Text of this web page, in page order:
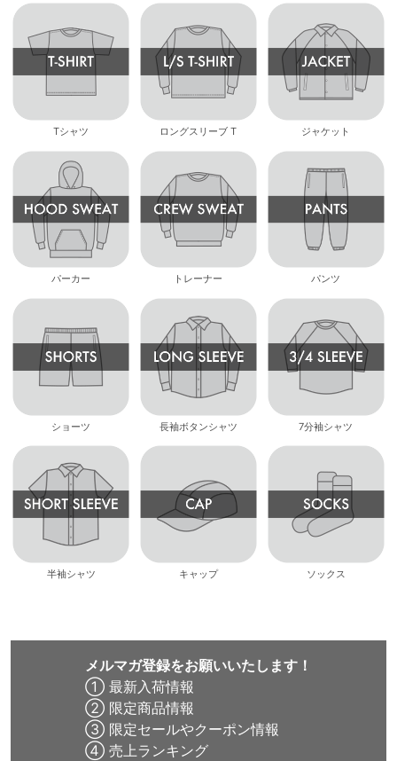
Tシャツ ロングスリーブ T ジャケット
パーカー トレーナー パンツ
ショーツ 長袖ボタンシャツ 7分袖シャツ
半袖シャツ キャップ ソックス
メルマガ登録をお願いいたします！
① 最新入荷情報
② 限定商品情報
③ 限定セールやクーポン情報
④ 売上ランキング